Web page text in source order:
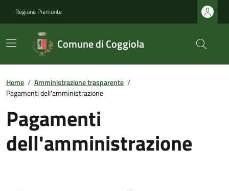
Regione Piemonte
Comune di Coggiola
Home / Amministrazione trasparente /
Pagamenti dell'amministrazione
Pagamenti
dell'amministrazione